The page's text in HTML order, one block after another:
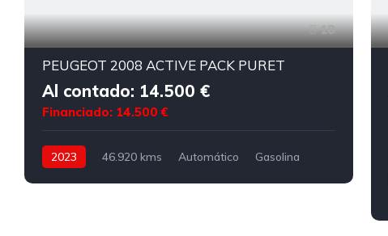
18
PEUGEOT 2008 ACTIVE PACK PURET
Al contado: 14.500 €
Financiado: 14.500 €
2023 46.920 kms Automático Gasolina